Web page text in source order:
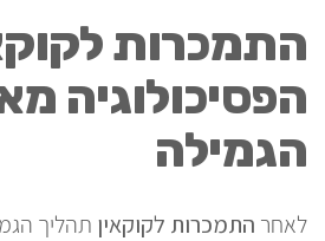
התמכרות
הפסיכולוגיה
הגמילה
לאחר התמכרות לקוקאין תהליך